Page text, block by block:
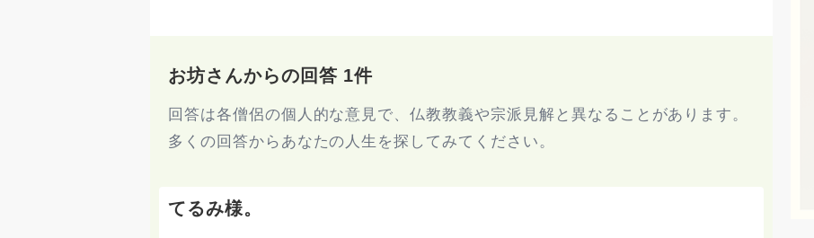
お坊さんからの回答 1件
回答は各僧侶の個人的な意見で、仏教教義や宗派見解と異なることがあります。
多くの回答からあなたの人生を探してみてください。
てるみ様。